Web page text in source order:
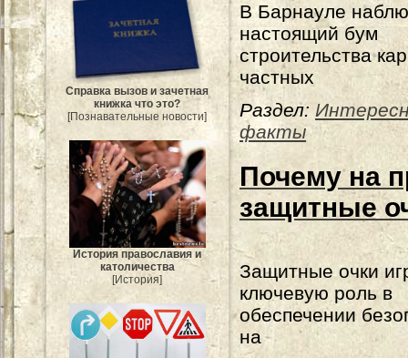
Справка вызов и зачетная
книжка что это?
[Познавательные новости]
История православия и
католичества
[История]
В Барнауле
настоящий бум
строительства
частных
Раздел:
факты
Почему на
защитные
Защитные очки
ключевую роль в
обеспечении
на